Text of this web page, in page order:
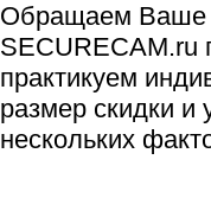
Обращаем Ваше
SECURECAM.ru
практикуем
размер скидки и
нескольких